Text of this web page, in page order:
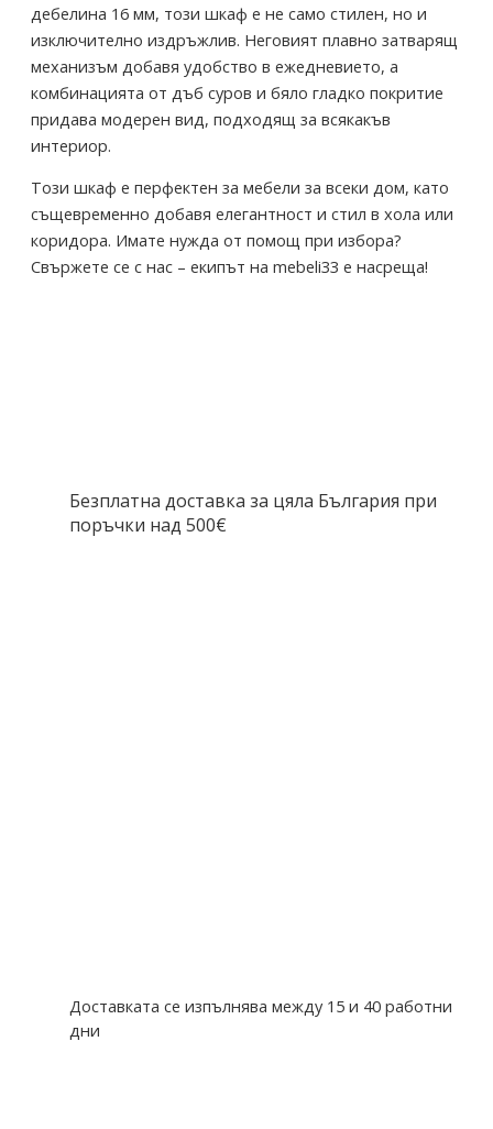
дебелина 16 мм, този шкаф е не само стилен, но и
изключително издръжлив. Неговият плавно затварящ
механизъм добавя удобство в ежедневието, а
комбинацията от дъб суров и бяло гладко покритие
придава модерен вид, подходящ за всякакъв
интериор.
Този шкаф е перфектен за мебели за всеки дом, като
същевременно добавя елегантност и стил в хола или
коридора. Имате нужда от помощ при избора?
Свържете се с нас – екипът на mebeli33 е насреща!
Безплатна доставка за цяла България при
поръчки над 500€
Доставката се изпълнява между 15 и 40 работни
дни